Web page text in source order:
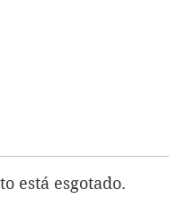
está esgotado.